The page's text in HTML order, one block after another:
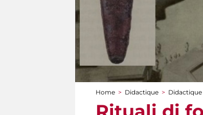
You are here
Home > Didactique >